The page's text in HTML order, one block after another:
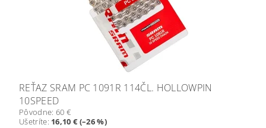
REŤAZ SRAM PC 1091R 114ČL. HOLLOWPIN
10SPEED
Pôvodne: 60 €
Ušetríte: 16,10 € (–26 %)